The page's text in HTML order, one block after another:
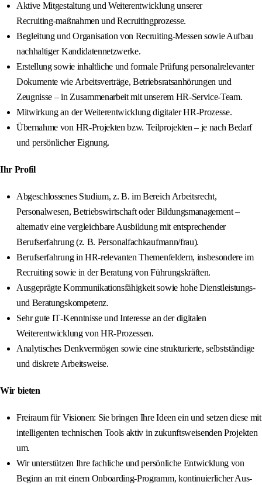
Aktive Mitgestaltung und Weiterentwicklung unserer
Recruiting‑maßnahmen und Recruitingprozesse.
Begleitung und Organisation von Recruiting‑Messen sowie Aufbau
nachhaltiger Kandidatennetzwerke.
Erstellung sowie inhaltliche und formale Prüfung personalrelevanter
Dokumente wie Arbeitsverträge, Betriebsratsanhörungen und
Zeugnisse – in Zusammenarbeit mit unserem HR‑Service‑Team.
Mitwirkung an der Weiterentwicklung digitaler HR‑Prozesse.
Übernahme von HR‑Projekten bzw. Teilprojekten – je nach Bedarf
und persönlicher Eignung.
Ihr Profil
Abgeschlossenes Studium, z. B. im Bereich Arbeitsrecht,
Personalwesen, Betriebswirtschaft oder Bildungsmanagement –
alternativ eine vergleichbare Ausbildung mit entsprechender
Berufserfahrung (z. B. Personalfachkaufmann/frau).
Berufserfahrung in HR‑relevanten Themenfeldern, insbesondere im
Recruiting sowie in der Beratung von Führungskräften.
Ausgeprägte Kommunikationsfähigkeit sowie hohe Dienstleistungs‑
und Beratungskompetenz.
Sehr gute IT‑Kenntnisse und Interesse an der digitalen
Weiterentwicklung von HR‑Prozessen.
Analytisches Denkvermögen sowie eine strukturierte, selbstständige
und diskrete Arbeitsweise.
Wir bieten
Freiraum für Visionen: Sie bringen Ihre Ideen ein und setzen diese mit
intelligenten technischen Tools aktiv in zukunftsweisenden Projekten
um.
Wir unterstützen Ihre fachliche und persönliche Entwicklung von
Beginn an mit einem Onboarding‑Programm, kontinuierlicher Aus-